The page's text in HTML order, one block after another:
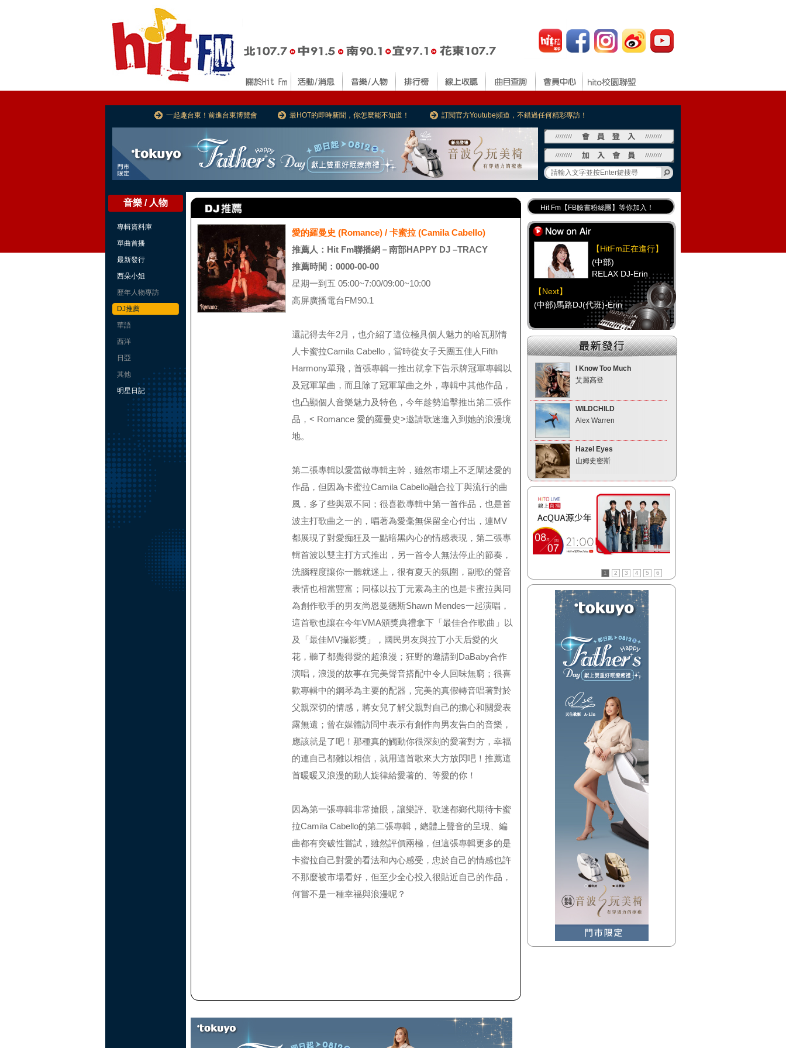
一起趣台東！前進台東博覽會 最HOT的即時新聞，你怎麼能不知道！ 訂閱官方Youtube頻道，不錯過任何精彩專訪！
音樂 / 人物
專輯資料庫
單曲首播
最新發行
西朵小姐
歷年人物專訪
DJ推薦
華語
西洋
日亞
其他
明星日記
愛的羅曼史 (Romance) / 卡蜜拉 (Camila Cabello)
推薦人：Hit Fm聯播網－南部HAPPY DJ –TRACY
推薦時間：0000-00-00
星期一到五 05:00~7:00/09:00~10:00
高屏廣播電台FM90.1
還記得去年2月，也介紹了這位極具個人魅力的哈瓦那情
人卡蜜拉Camila Cabello，當時從女子天團五佳人Fifth
Harmony單飛，首張專輯一推出就拿下告示牌冠軍專輯以
及冠軍單曲，而且除了冠軍單曲之外，專輯中其他作品，
也凸顯個人音樂魅力及特色，今年趁勢追擊推出第二張作
品，< Romance 愛的羅曼史>邀請歌迷進入到她的浪漫境
地。
第二張專輯以愛當做專輯主幹，雖然市場上不乏闡述愛的
作品，但因為卡蜜拉Camila Cabello融合拉丁與流行的曲
風，多了些與眾不同；很喜歡專輯中第一首作品，也是首
波主打歌曲之一的 ，唱著為愛毫無保留全心付出，連MV
都展現了對愛痴狂及一點暗黑內心的情感表現，第二張專
輯首波以雙主打方式推出，另一首令人無法停止的節奏，
洗腦程度讓你一聽就迷上，很有夏天的氛圍，副歌的聲音
表情也相當豐富；同樣以拉丁元素為主的也是卡蜜拉與同
為創作歌手的男友尚恩曼德斯Shawn Mendes一起演唱，
這首歌也讓在今年VMA頒獎典禮拿下「最佳合作歌曲」以
及「最佳MV攝影獎」，國民男友與拉丁小天后愛的火
花，聽了都覺得愛的超浪漫；狂野的邀請到DaBaby合作
演唱，浪漫的故事在完美聲音搭配中令人回味無窮；很喜
歡專輯中的鋼琴為主要的配器，完美的真假轉音唱著對於
父親深切的情感，將女兒了解父親對自己的擔心和關愛表
露無遺；曾在媒體訪問中表示有創作向男友告白的音樂，
應該就是了吧！那種真的觸動你很深刻的愛著對方，幸福
的連自己都難以相信，就用這首歌來大方放閃吧！推薦這
首暖暖又浪漫的動人旋律給愛著的、等愛的你！
因為第一張專輯非常搶眼，讓樂評、歌迷都鄉代期待卡蜜
拉Camila Cabello的第二張專輯，總體上聲音的呈現、編
曲都有突破性嘗試，雖然評價兩極，但這張專輯更多的是
卡蜜拉自己對愛的看法和內心感受，忠於自己的情感也許
不那麼被市場看好，但至少全心投入很貼近自己的作品，
何嘗不是一種幸福與浪漫呢？
Hit Fm【FB臉書粉絲團】等你加入！
最專業《DJ推薦》好音樂千萬別錯過！
好康報報 最新優惠訊息都在這！
Hit Fm的【IG】新鮮又好玩快加入！
【HitFm正在進行】
(中部)
RELAX DJ-Erin
【Next】
(中部)馬路DJ(代班)-Erin
【HitFm正在進行】
(南部)
元氣DJ-Momoko
【Next】
(南部)不累DJ-Bibi趙之璧
(宜蘭)
午茶DJ-SoWhat
【Next】
(宜蘭)不累DJ-Bibi趙之璧
【HitFm正在進行】
(花東)
元氣音樂
(花東)不累DJ-Bibi趙之璧
(北部)
午茶DJ-SoWhat
【Next】
(北部)不累DJ-Bibi趙之璧
I Know Too Much
艾麗高登
WILDCHILD
Alex Warren
Hazel Eyes
山姆史密斯
1 2 3 4 5 6